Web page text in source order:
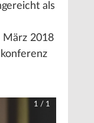
als
März 2018
1 / 1